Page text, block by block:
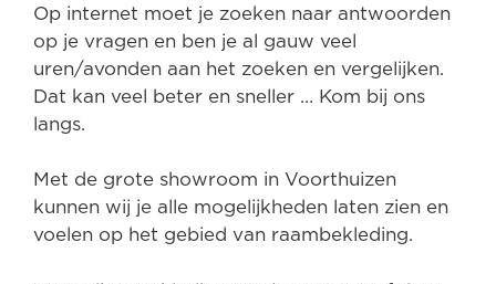
Op internet moet je zoeken naar antwoorden
op je vragen en ben je al gauw veel
uren/avonden aan het zoeken en vergelijken.
Dat kan veel beter en sneller … Kom bij ons
langs.
Met de grote showroom in Voorthuizen
kunnen wij je alle mogelijkheden laten zien en
voelen op het gebied van raambekleding.